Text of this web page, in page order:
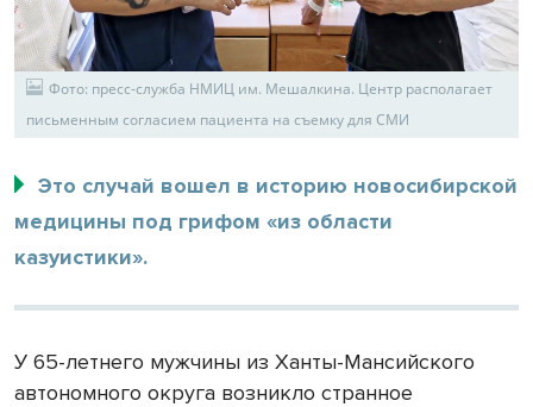
Фото: пресс-служба НМИЦ им. Мешалкина. Центр располагает
письменным согласием пациента на съемку для СМИ
Это случай вошел в историю новосибирской
медицины под грифом «из области
казуистики».
У 65-летнего мужчины из Ханты-Мансийского
автономного округа возникло странное